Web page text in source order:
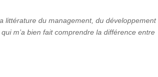
littérature du management, du développement
m’a bien fait comprendre la différence entre